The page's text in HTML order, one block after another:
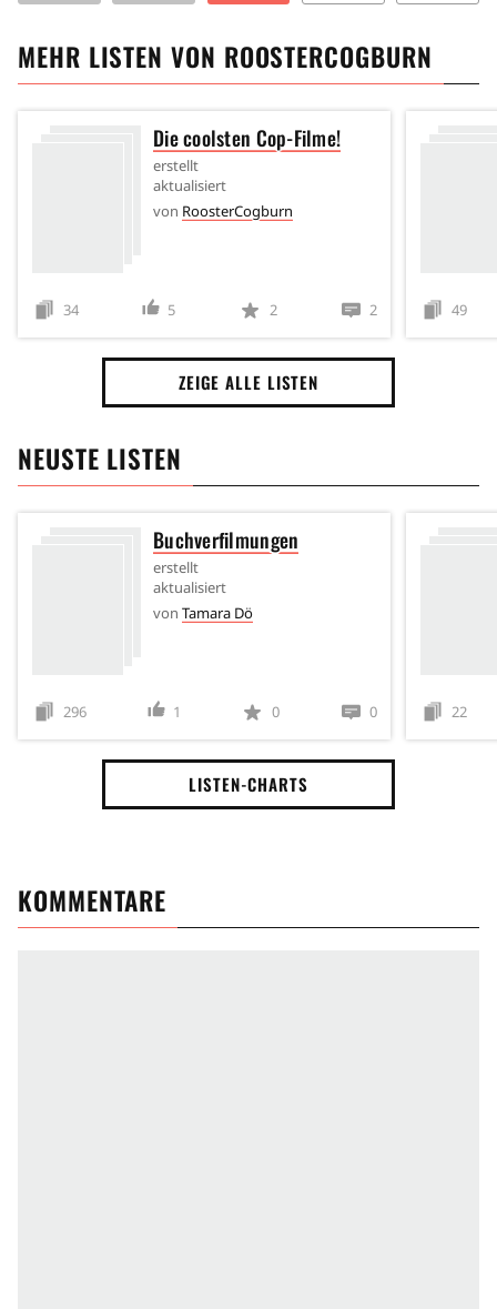
MEHR LISTEN VON ROOSTERCOGBURN
Die coolsten Cop-Filme!
erstellt
aktualisiert
von RoosterCogburn
34 5 2 2 49
ZEIGE ALLE LISTEN
NEUSTE LISTEN
Buchverfilmungen
erstellt
aktualisiert
von Tamara Dö
296 1 0 0 22
LISTEN-CHARTS
KOMMENTARE